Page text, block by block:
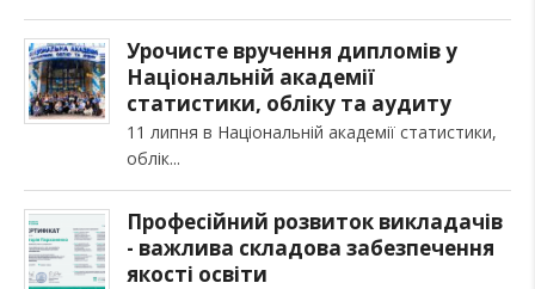
Урочисте вручення дипломів у
Національній академії
статистики, обліку та аудиту
11 липня в Національній академії статистики,
облік
Професійний розвиток викладачів
- важлива складова забезпечення
якості освіти